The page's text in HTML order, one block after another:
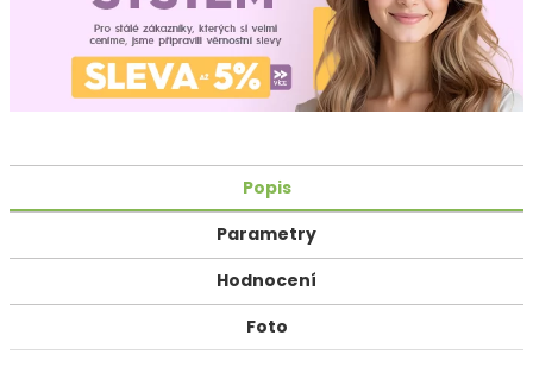
Popis
Parametry
Hodnocení
Foto